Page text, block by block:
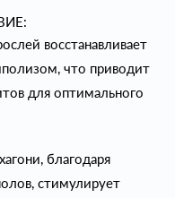
восстанавливает
что приводит
для оптимального
благодаря
стимулирует